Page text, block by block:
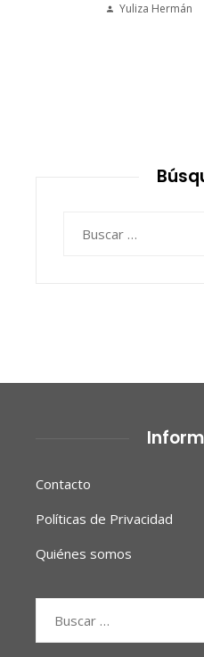
Yuliza Hermán
Contacto
Políticas de Privacidad
Quiénes somos